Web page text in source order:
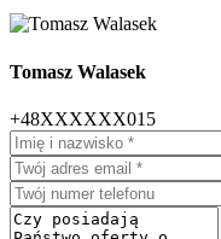
Tomasz Walasek
+48XXXXXX015